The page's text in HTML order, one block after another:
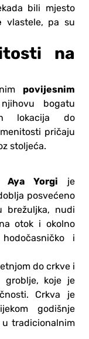
bili mjesto
vlastele, pa su
na
povijesnim
bogatu
lokacija do
pričaju
stoljeća.
Aya Yorgi je
posvećeno
brežuljka, nudi
otok i okolno
i
do crkve i
groblje, koje je
Crkva je
godišnje
tradicionalnim